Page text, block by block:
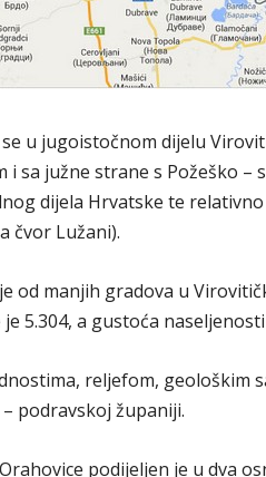
u jugoistočnom dijelu
i sa južne strane s Požeško
dijela Hrvatske te
čvor Lužani).
od manjih gradova u
5.304, a gustoća
reljefom, geološkim
podravskoj županiji.
podijeljen je u dva